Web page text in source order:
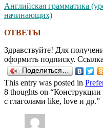
Английская грамматика
начинающих)
ОТВЕТЫ
Здравствуйте! Для
оформить подписку.
Поделиться…
This entry was posted in
8 thoughts on “Конструкции
с глаголами like, love и др.”